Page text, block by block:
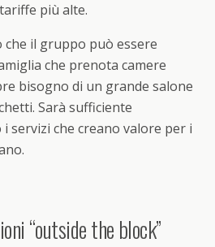
più alte.
che il gruppo può essere
che prenota camere
bisogno di un grande salone
Sarà sufficiente
servizi che creano valore per i
“outside the block”